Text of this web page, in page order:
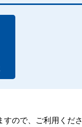
すので、ご利用くださ